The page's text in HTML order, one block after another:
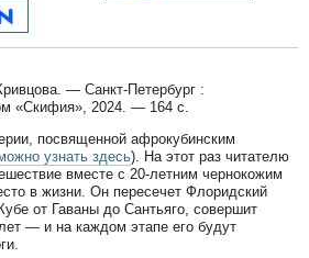
— Санкт-Петербург :
«Скифия», 2024. — 164 с.
посвященной афрокубинским
узнать здесь). На этот раз читателю
вместе с 20-летним чернокожим
в жизни. Он пересечет Флоридский
от Гаваны до Сантьяго, совершит
— и на каждом этапе его будут